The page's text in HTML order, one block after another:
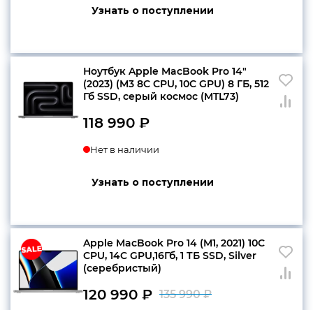
Узнать о поступлении
Ноутбук Apple MacBook Pro 14″
(2023) (M3 8C CPU, 10C GPU) 8 ГБ, 512
Гб SSD, серый космос (MTL73)
118 990 ₽
Нет в наличии
Узнать о поступлении
Apple MacBook Pro 14 (M1, 2021) 10C
CPU, 14C GPU,16Гб, 1 ТБ SSD, Silver
(серебристый)
135 990₽
120 990 ₽